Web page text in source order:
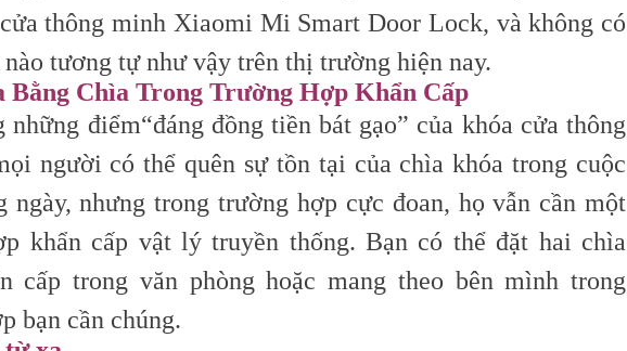
thông minh Xiaomi Mi Smart Door Lock, và không có
nào tương tự như vậy trên thị trường hiện nay.
Bằng Chìa Trong Trường Hợp Khẩn Cấp
những điểm“đáng đồng tiền bát gạo” của khóa cửa thông
người có thể quên sự tồn tại của chìa khóa trong cuộc
ngày, nhưng trong trường hợp cực đoan, họ vẫn cần một
khẩn cấp vật lý truyền thống. Bạn có thể đặt hai chìa
cấp trong văn phòng hoặc mang theo bên mình trong
bạn cần chúng.